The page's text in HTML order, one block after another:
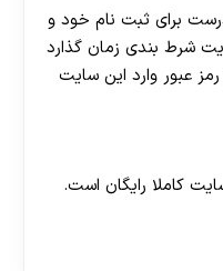
درست برای ثبت نام خود و
شرط بندی زمان گذارد
عبور وارد این سایت
کاملا رایگان است.